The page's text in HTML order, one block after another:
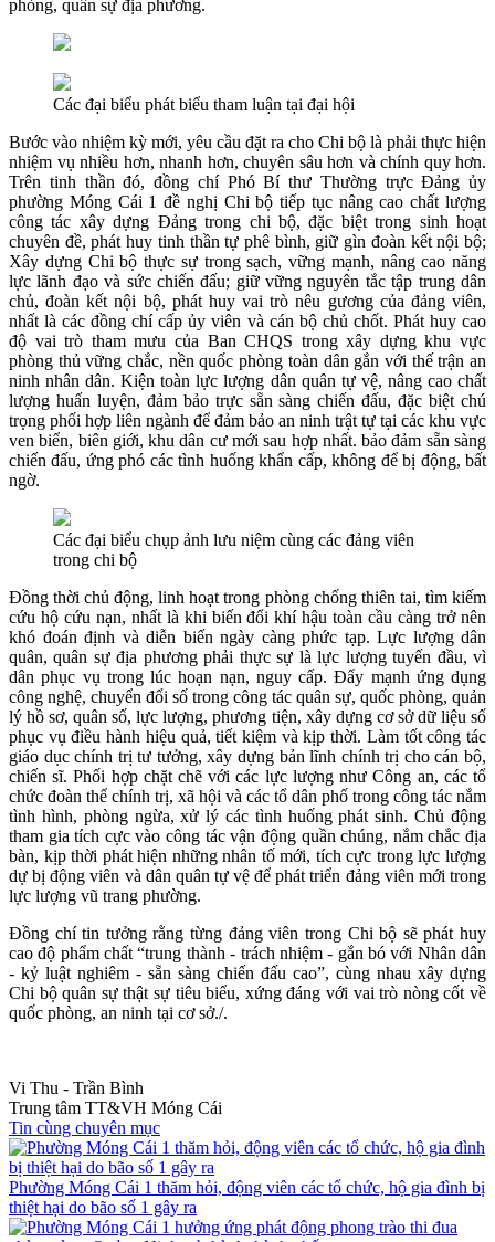
phòng, quân sự địa phương.
Các đại biểu phát biểu tham luận tại đại hội
Bước vào nhiệm kỳ mới, yêu cầu đặt ra cho Chi bộ là phải thực hiện
nhiệm vụ nhiều hơn, nhanh hơn, chuyên sâu hơn và chính quy hơn.
Trên tinh thần đó, đồng chí Phó Bí thư Thường trực Đảng ủy
phường Móng Cái 1 đề nghị Chi bộ tiếp tục nâng cao chất lượng
công tác xây dựng Đảng trong chi bộ, đặc biệt trong sinh hoạt
chuyên đề, phát huy tinh thần tự phê bình, giữ gìn đoàn kết nội bộ;
Xây dựng Chi bộ thực sự trong sạch, vững mạnh, nâng cao năng
lực lãnh đạo và sức chiến đấu; giữ vững nguyên tắc tập trung dân
chủ, đoàn kết nội bộ, phát huy vai trò nêu gương của đảng viên,
nhất là các đồng chí cấp ủy viên và cán bộ chủ chốt. Phát huy cao
độ vai trò tham mưu của Ban CHQS trong xây dựng khu vực
phòng thủ vững chắc, nền quốc phòng toàn dân gắn với thế trận an
ninh nhân dân. Kiện toàn lực lượng dân quân tự vệ, nâng cao chất
lượng huấn luyện, đảm bảo trực sẵn sàng chiến đấu, đặc biệt chú
trọng phối hợp liên ngành để đảm bảo an ninh trật tự tại các khu vực
ven biển, biên giới, khu dân cư mới sau hợp nhất. bảo đảm sẵn sàng
chiến đấu, ứng phó các tình huống khẩn cấp, không để bị động, bất
ngờ.
Các đại biểu chụp ảnh lưu niệm cùng các đảng viên
trong chi bộ
Đồng thời chủ động, linh hoạt trong phòng chống thiên tai, tìm kiếm
cứu hộ cứu nạn, nhất là khi biến đổi khí hậu toàn cầu càng trở nên
khó đoán định và diễn biến ngày càng phức tạp. Lực lượng dân
quân, quân sự địa phương phải thực sự là lực lượng tuyến đầu, vì
dân phục vụ trong lúc hoạn nạn, nguy cấp. Đẩy mạnh ứng dụng
công nghệ, chuyển đổi số trong công tác quân sự, quốc phòng, quản
lý hồ sơ, quân số, lực lượng, phương tiện, xây dựng cơ sở dữ liệu số
phục vụ điều hành hiệu quả, tiết kiệm và kịp thời. Làm tốt công tác
giáo dục chính trị tư tưởng, xây dựng bản lĩnh chính trị cho cán bộ,
chiến sĩ. Phối hợp chặt chẽ với các lực lượng như Công an, các tổ
chức đoàn thể chính trị, xã hội và các tổ dân phố trong công tác nắm
tình hình, phòng ngừa, xử lý các tình huống phát sinh. Chủ động
tham gia tích cực vào công tác vận động quần chúng, nắm chắc địa
bàn, kịp thời phát hiện những nhân tố mới, tích cực trong lực lượng
dự bị động viên và dân quân tự vệ để phát triển đảng viên mới trong
lực lượng vũ trang phường.
Đồng chí tin tưởng rằng từng đảng viên trong Chi bộ sẽ phát huy
cao độ phẩm chất “trung thành - trách nhiệm - gắn bó với Nhân dân
- kỷ luật nghiêm - sẵn sàng chiến đấu cao”, cùng nhau xây dựng
Chi bộ quân sự thật sự tiêu biểu, xứng đáng với vai trò nòng cốt về
quốc phòng, an ninh tại cơ sở./.
Vi Thu - Trần Bình
Trung tâm TT&VH Móng Cái
Tin cùng chuyên mục
Phường Móng Cái 1 thăm hỏi, động viên các tổ chức, hộ gia đình bị
thiệt hại do bão số 1 gây ra